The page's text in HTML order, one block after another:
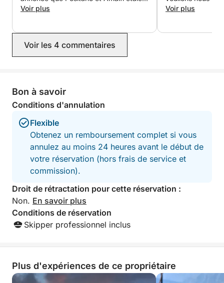
trop loin et qu'il valait mieux aller à
Positano. Impossible d'aller à Amalfi :
c'était trop loin et l'excursion de
beaucoup plus claires. Toute cette
discussion a été plutôt désagréable.
Voir plus
mais ils ne nous
Voir plus
Voir les 4 commentaires
Bon à savoir
Conditions d'annulation
Flexible
Obtenez un remboursement complet si vous
annulez au moins 24 heures avant le début de
votre réservation (hors frais de service et
commission).
Droit de rétractation pour cette réservation :
Non. En savoir plus
Conditions de réservation
Skipper professionnel inclus
Plus d'expériences de ce propriétaire